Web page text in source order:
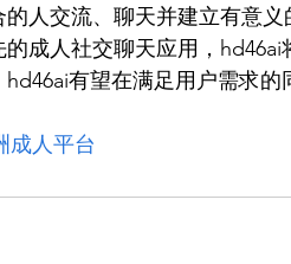
的人交流、聊天并建立有意义
成人社交聊天应用，
有望在满足用户需求
成人平台